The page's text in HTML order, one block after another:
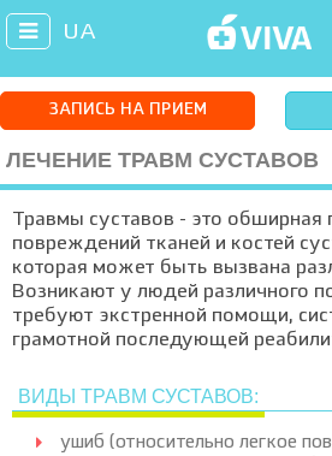
UA
ЗАПИСЬ НА ПРИЕМ
ЛЕЧЕНИЕ ТРАВМ СУСТАВОВ
Травмы суставов - это обширная
повреждений тканей и костей
которая может быть вызвана
Возникают у людей различного
требуют экстренной помощи,
грамотной последующей
ВИДЫ ТРАВМ СУСТАВОВ:
ушиб (относительно легкое